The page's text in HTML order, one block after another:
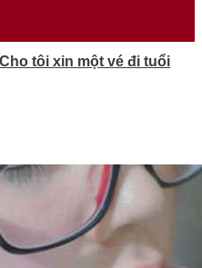
tôi xin một vé đi tuổi